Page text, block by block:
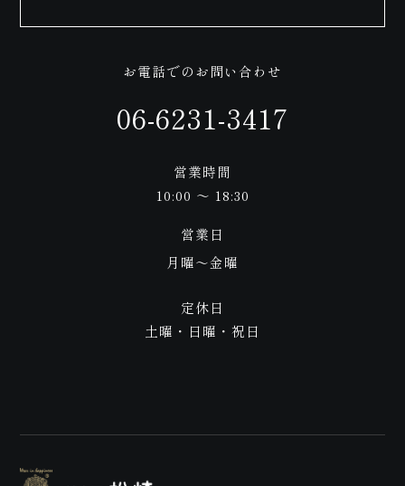
せ
来
お電話でのお問い合わせ
06-6231-3417
営業時間
10:00 ～ 18:30
営業日
月曜〜金曜
定休日
土曜・日曜・祝日